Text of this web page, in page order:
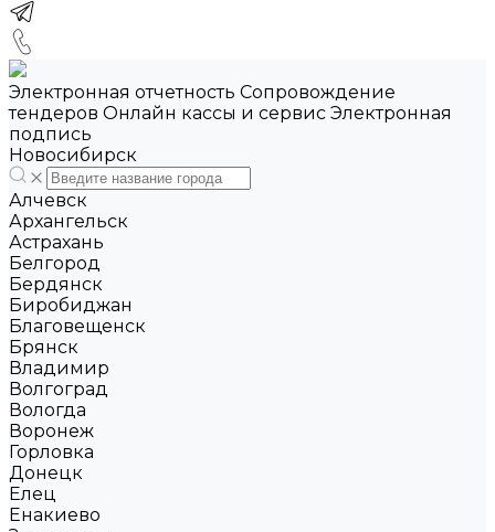
Электронная отчетность Сопровождение
тендеров Онлайн кассы и сервис Электронная
подпись
Новосибирск
Алчевск
Архангельск
Астрахань
Белгород
Бердянск
Биробиджан
Благовещенск
Брянск
Владимир
Волгоград
Вологда
Воронеж
Горловка
Донецк
Елец
Енакиево